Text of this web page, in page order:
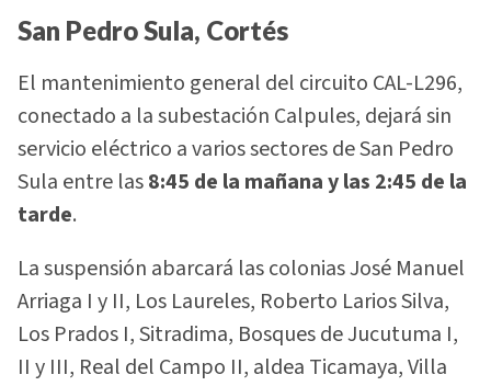
San Pedro Sula, Cortés
El mantenimiento general del circuito CAL-L296,
conectado a la subestación Calpules, dejará sin
servicio eléctrico a varios sectores de San Pedro
Sula entre las8:45 de la mañana y las 2:45 de la
tarde.
La suspensión abarcará las colonias José Manuel
Arriaga I y II, Los Laureles, Roberto Larios Silva,
Los Prados I, Sitradima, Bosques de Jucutuma I,
II y III, Real del Campo II, aldea Ticamaya, Villa